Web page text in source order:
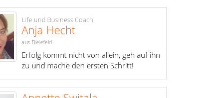
Life und Business Coach
Anja Hecht
aus Bielefeld
Erfolg kommt nicht von allein, geh auf ihn
zu und mache den ersten Schritt!